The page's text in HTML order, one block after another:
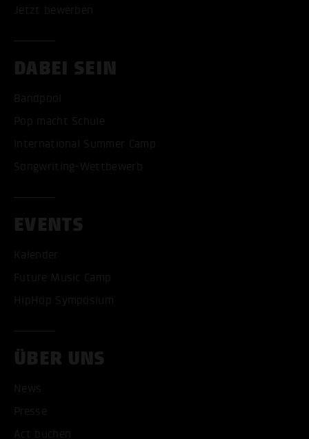
Jetzt bewerben
DABEI SEIN
Bandpool
Pop macht Schule
International Summer Camp
Songwriting-Wettbewerb
EVENTS
Kalender
Future Music Camp
HipHop Symposium
ÜBER UNS
News
Presse
Act buchen